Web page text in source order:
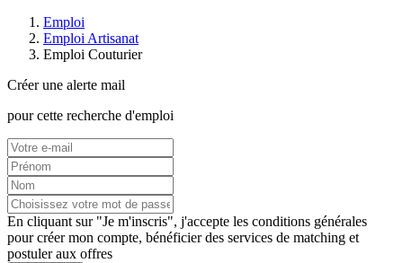
Emploi
Emploi Artisanat
Emploi Couturier
Créer une alerte mail
pour cette recherche d'emploi
En cliquant sur "Je m'inscris", j'accepte les conditions générales
pour créer mon compte, bénéficier des services de matching et
postuler aux offres